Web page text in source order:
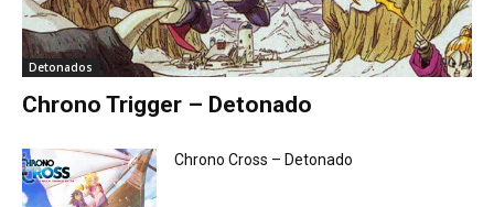
Detonados
Chrono Trigger – Detonado
Chrono Cross – Detonado